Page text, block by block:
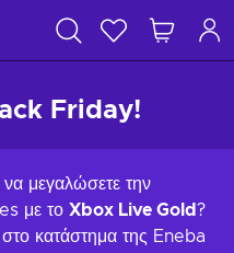
Friday!
να μεγαλώσετε την
με το Xbox Live Gold?
στο κατάστημα της Eneba